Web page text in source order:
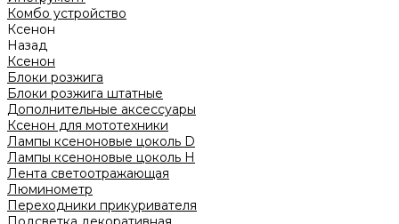
Комбо устройство
Ксенон
Назад
Ксенон
Блоки розжига
Блоки розжига штатные
Дополнительные аксессуары
Ксенон для мототехники
Лампы ксеноновые цоколь D
Лампы ксеноновые цоколь H
Лента светоотражающая
Люминометр
Переходники прикуривателя